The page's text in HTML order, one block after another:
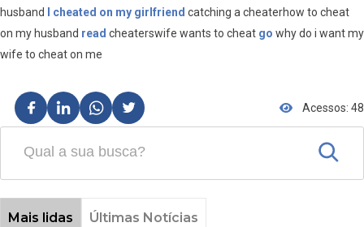
husband
I cheated on my girlfriend catching a cheaterhow to cheat
on my husband read cheaterswife wants to cheat go why do i want my
wife to cheat on me
Acessos: 48
Mais lidas Últimas Notícias